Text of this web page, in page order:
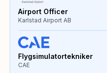
Airport Officer
Karlstad Airport AB
Flygsimulatortekniker
CAE